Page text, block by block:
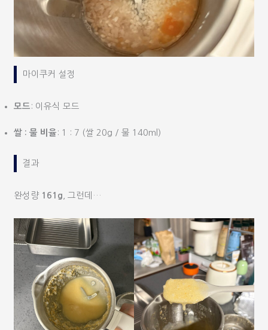
마이쿠커 설정
모드 : 이유식 모드
쌀 : 물 비율 : 1 : 7 (쌀 20g / 물 140ml)
결과
완성량 161g , 그런데…